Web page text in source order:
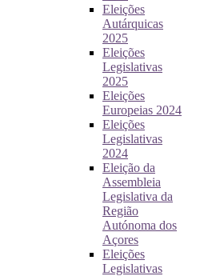
Eleições
Autárquicas
2025
Eleições
Legislativas
2025
Eleições
Europeias 2024
Eleições
Legislativas
2024
Eleição da
Assembleia
Legislativa da
Região
Autónoma dos
Açores
Eleições
Legislativas